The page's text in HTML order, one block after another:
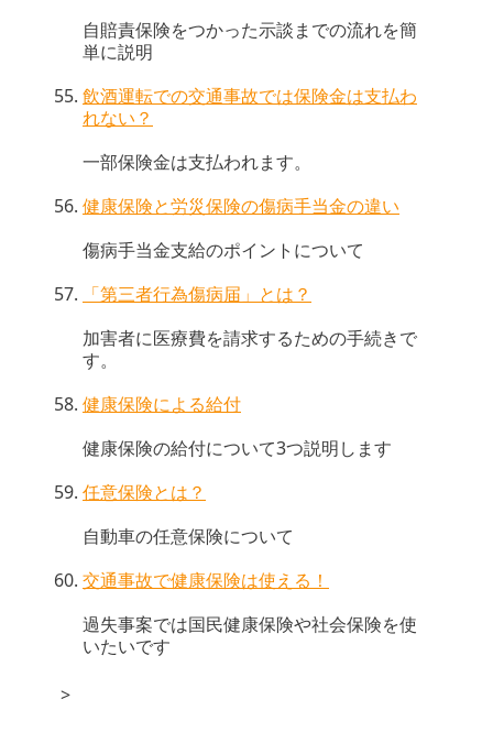
自賠責保険をつかった示談までの流れを簡
単に説明
飲酒運転での交通事故では保険金は支払わ
れない？
一部保険金は支払われます。
健康保険と労災保険の傷病手当金の違い
傷病手当金支給のポイントについて
「第三者行為傷病届」とは？
加害者に医療費を請求するための手続きで
す。
健康保険による給付
健康保険の給付について3つ説明します
任意保険とは？
自動車の任意保険について
交通事故で健康保険は使える！
過失事案では国民健康保険や社会保険を使
いたいです
>